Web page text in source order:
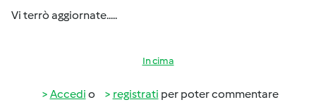
Vi terrò aggiornate.....
In cima
Accedi o registrati per poter commentare